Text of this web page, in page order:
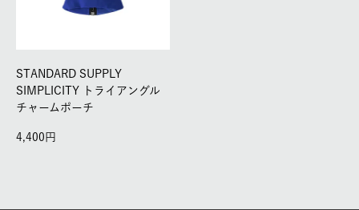
STANDARD SUPPLY
SIMPLICITY トライアングル
チャームポーチ
4,400